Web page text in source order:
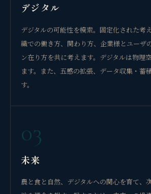
デジタル
デジタルの可能性を模索。固定化された考
織での働き方、関わり方、企業様とユーザ
ン在り方を共に考えます。デジタルは物理
ます。また、五感の拡張、データ収集・蓄
す。
03
未来
農と食と自然、デジタルへの関心を育て、